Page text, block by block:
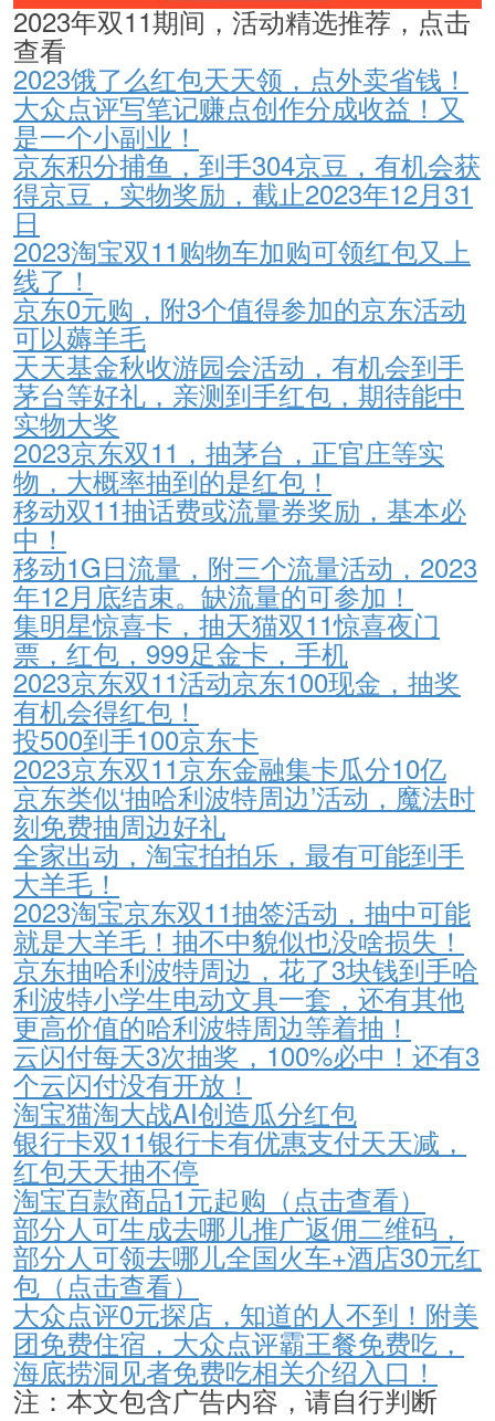
2023年双11期间，活动精选推荐，点击
查看
2023饿了么红包天天领，点外卖省钱！
大众点评写笔记赚点创作分成收益！又
是一个小副业！
京东积分捕鱼，到手304京豆，有机会获
得京豆，实物奖励，截止2023年12月31
日
2023淘宝双11购物车加购可领红包又上
线了！
京东0元购，附3个值得参加的京东活动
可以薅羊毛
天天基金秋收游园会活动，有机会到手
茅台等好礼，亲测到手红包，期待能中
实物大奖
2023京东双11，抽茅台，正官庄等实
物，大概率抽到的是红包！
移动双11抽话费或流量券奖励，基本必
中！
移动1G日流量，附三个流量活动，2023
年12月底结束。缺流量的可参加！
集明星惊喜卡，抽天猫双11惊喜夜门
票，红包，999足金卡，手机
2023京东双11活动京东100现金，抽奖
有机会得红包！
投500到手100京东卡
2023京东双11京东金融集卡瓜分10亿
京东类似‘抽哈利波特周边’活动，魔法时
刻免费抽周边好礼
全家出动，淘宝拍拍乐，最有可能到手
大羊毛！
2023淘宝京东双11抽签活动，抽中可能
就是大羊毛！抽不中貌似也没啥损失！
京东抽哈利波特周边，花了3块钱到手哈
利波特小学生电动文具一套，还有其他
更高价值的哈利波特周边等着抽！
云闪付每天3次抽奖，100%必中！还有3
个云闪付没有开放！
淘宝猫淘大战AI创造瓜分红包
银行卡双11银行卡有优惠支付天天减，
红包天天抽不停
淘宝百款商品1元起购（点击查看）
部分人可生成去哪儿推广返佣二维码，
部分人可领去哪儿全国火车+酒店30元红
包（点击查看）
大众点评0元探店，知道的人不到！附美
团免费住宿，大众点评霸王餐免费吃，
海底捞洞见者免费吃相关介绍入口！
注：本文包含广告内容，请自行判断